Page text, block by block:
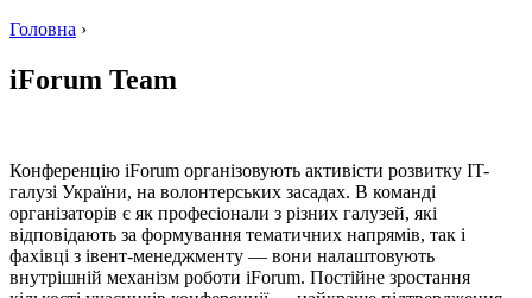
Головна ›
iForum Team
Конференцію iForum організовують активісти розвитку IT-
галузі України, на волонтерських засадах. В команді
організаторів є як професіонали з різних галузей, які
відповідають за формування тематичних напрямів, так і
фахівці з івент-менеджменту — вони налаштовують
внутрішній механізм роботи iForum. Постійне зростання